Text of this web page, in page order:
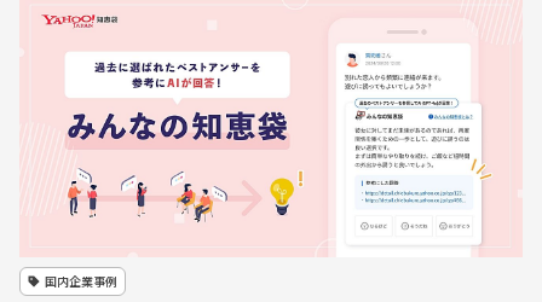
国内企業事例